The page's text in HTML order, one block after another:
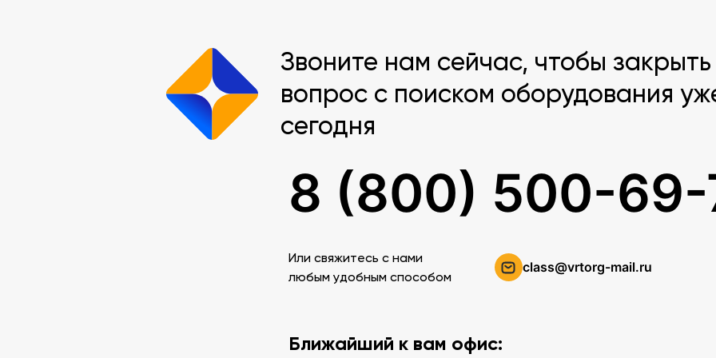
Звоните нам сейчас, чтобы закрыть
вопрос с поиском оборудования
сегодня
8 (800) 500-69-
Или свяжитесь c нами
любым удобным способом
class@vrtorg-mail.ru
Ближайший к вам офис: